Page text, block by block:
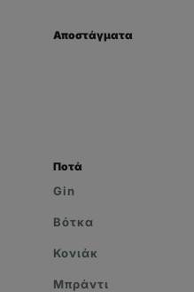
Αποστάγματα
Ποτά
Gin
Βότκα
Κονιάκ
Μπράντι